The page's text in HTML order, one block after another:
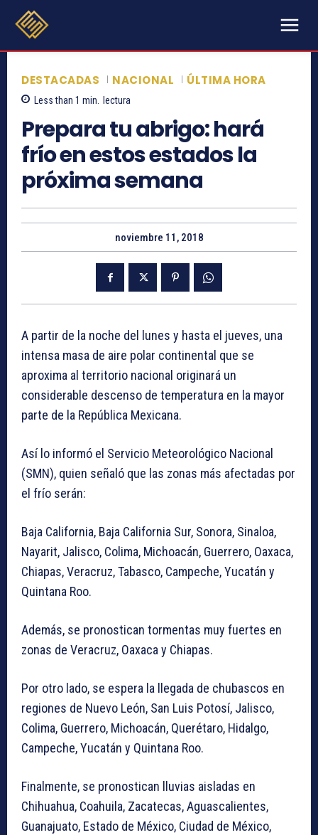
DESTACADAS NACIONAL ÚLTIMA HORA
Less than 1 min. lectura
Prepara tu abrigo: hará
frío en estos estados la
próxima semana
noviembre 11, 2018
A partir de la noche del lunes y hasta el jueves, una
intensa masa de aire polar continental que se
aproxima al territorio nacional originará un
considerable descenso de temperatura en la mayor
parte de la República Mexicana.
Así lo informó el Servicio Meteorológico Nacional
(SMN), quien señaló que las zonas más afectadas por
el frío serán:
Baja California, Baja California Sur, Sonora, Sinaloa,
Nayarit, Jalisco, Colima, Michoacán, Guerrero, Oaxaca,
Chiapas, Veracruz, Tabasco, Campeche, Yucatán y
Quintana Roo.
Además, se pronostican tormentas muy fuertes en
zonas de Veracruz, Oaxaca y Chiapas.
Por otro lado, se espera la llegada de chubascos en
regiones de Nuevo León, San Luis Potosí, Jalisco,
Colima, Guerrero, Michoacán, Querétaro, Hidalgo,
Campeche, Yucatán y Quintana Roo.
Finalmente, se pronostican lluvias aisladas en
Chihuahua, Coahuila, Zacatecas, Aguascalientes,
Guanajuato, Estado de México, Ciudad de México,